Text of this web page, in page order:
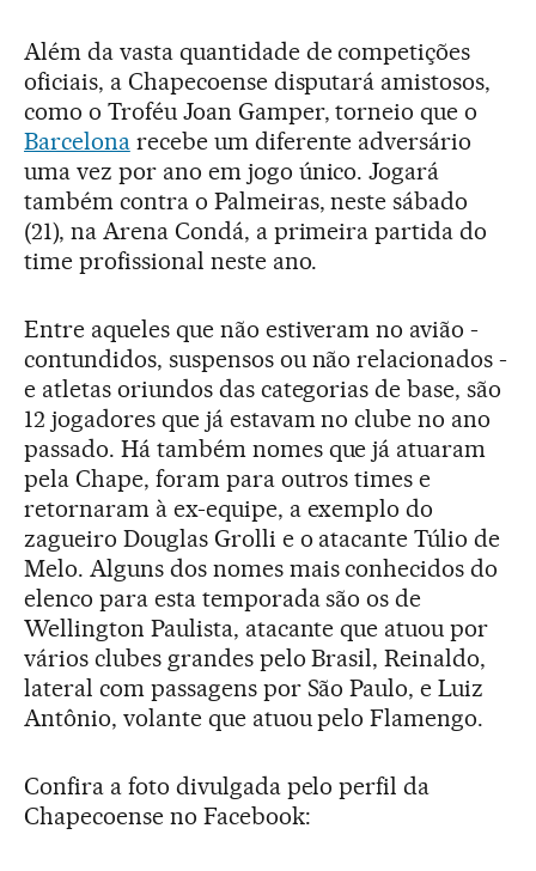
Além da vasta quantidade de competições
oficiais, a Chapecoense disputará amistosos,
como o Troféu Joan Gamper, torneio que o
Barcelonarecebe um diferente adversário
uma vez por ano em jogo único. Jogará
também contra o Palmeiras, neste sábado
(21), na Arena Condá, a primeira partida do
time profissional neste ano.
Entre aqueles que não estiveram no avião -
contundidos, suspensos ou não relacionados -
e atletas oriundos das categorias de base, são
12 jogadores que já estavam no clube no ano
passado. Há também nomes que já atuaram
pela Chape, foram para outros times e
retornaram à ex-equipe, a exemplo do
zagueiro Douglas Grolli e o atacante Túlio de
Melo. Alguns dos nomes mais conhecidos do
elenco para esta temporada são os de
Wellington Paulista, atacante que atuou por
vários clubes grandes pelo Brasil, Reinaldo,
lateral com passagens por São Paulo, e Luiz
Antônio, volante que atuou pelo Flamengo.
Confira a foto divulgada pelo perfil da
Chapecoense no Facebook: